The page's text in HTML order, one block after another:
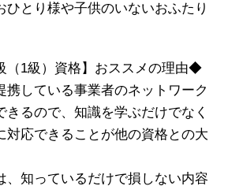
ひとり様や子供のいないおふたり
（1級）資格】おススメの理由◆
携している事業者のネットワーク
きるので、知識を学ぶだけでなく
対応できることが他の資格との大
、知っているだけで損しない内容